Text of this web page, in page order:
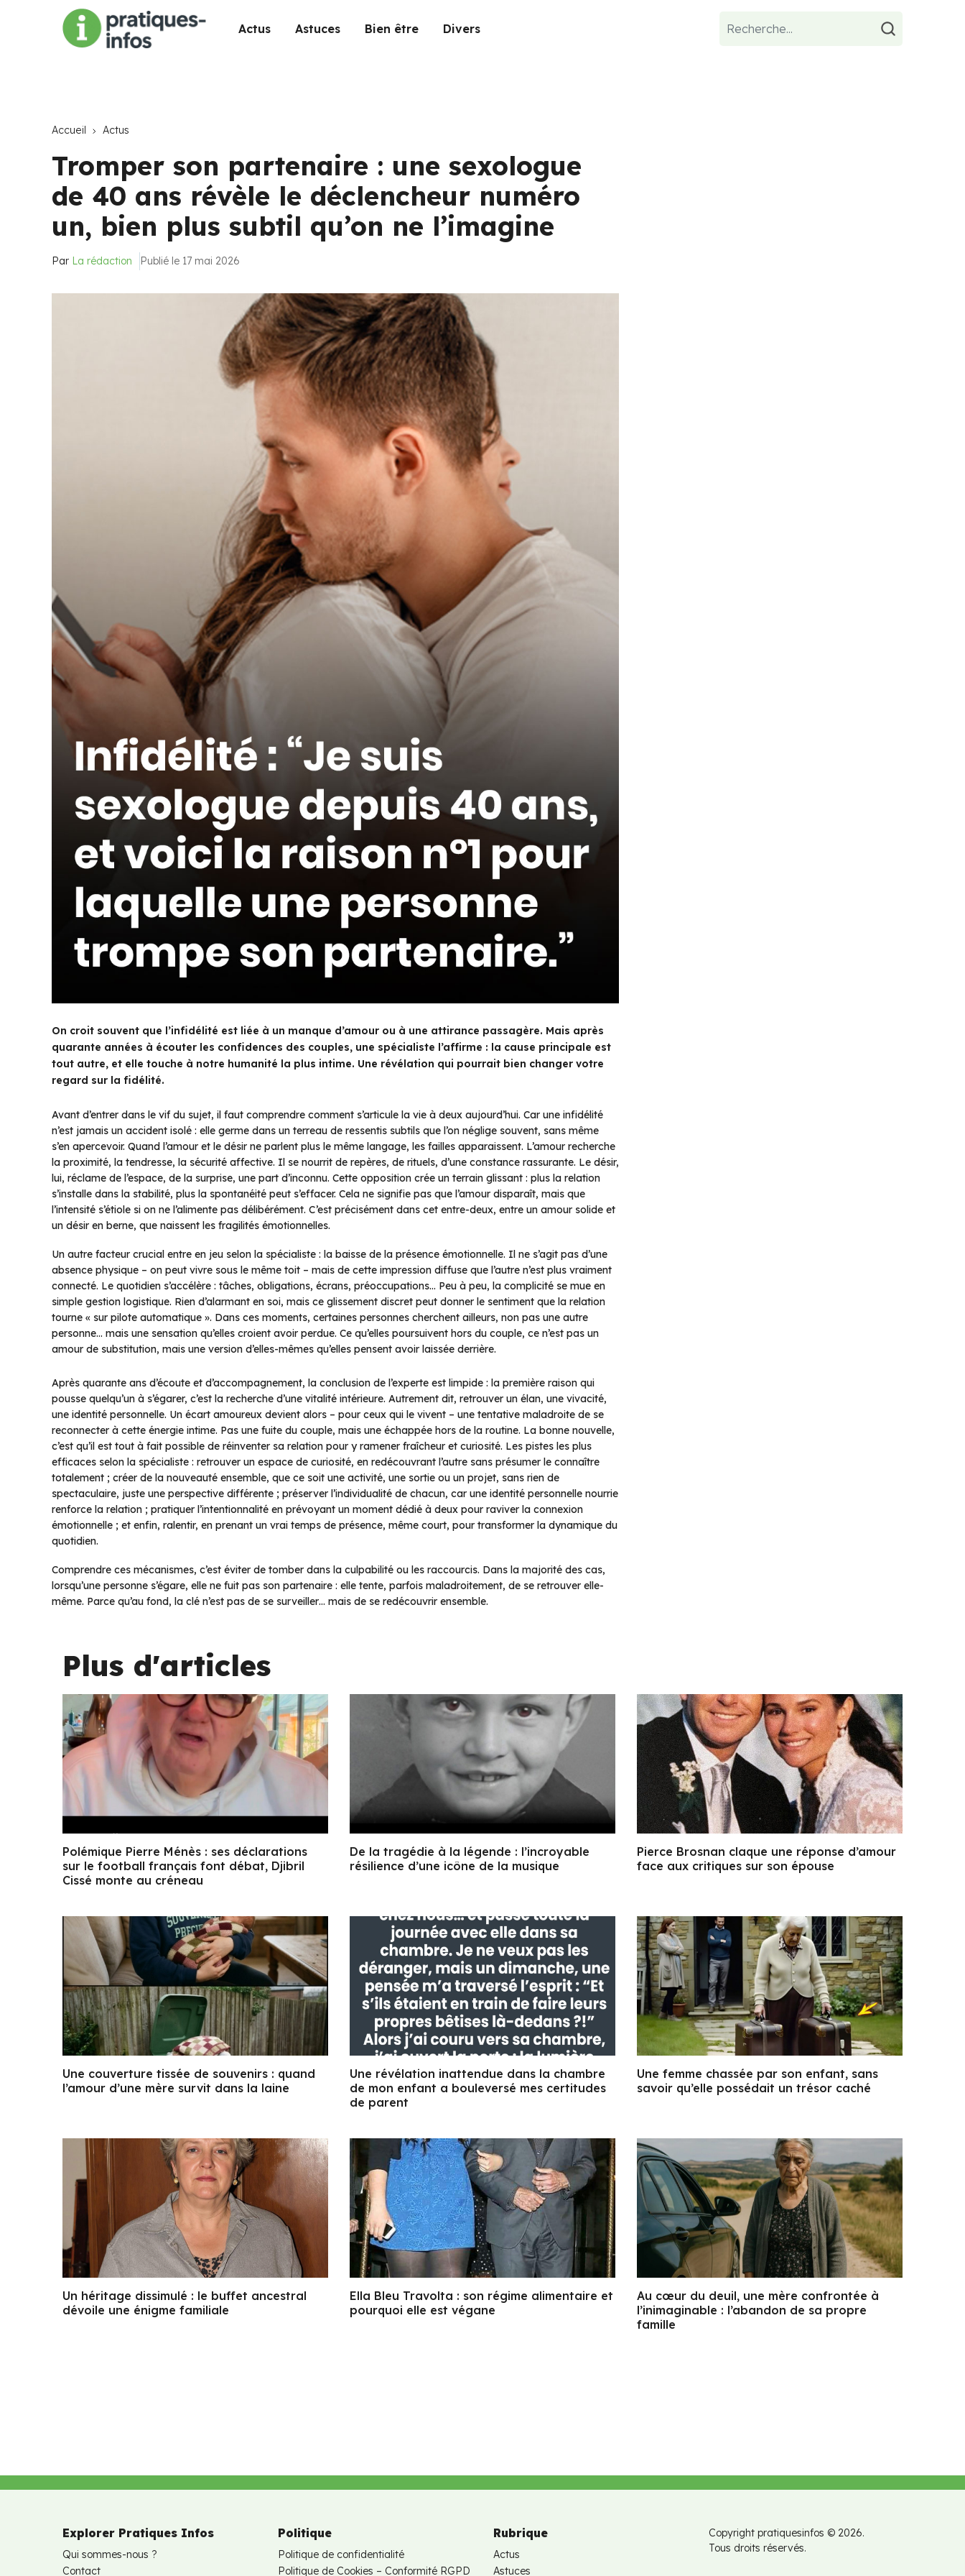
Actus Astuces Bien être Divers
Accueil Actus
Tromper son partenaire : une sexologue
de 40 ans révèle le déclencheur numéro
un, bien plus subtil qu’on ne l’imagine
Par La rédaction Publié le 17 mai 2026
On croit souvent que l’infidélité est liée à un manque d’amour ou à une attirance passagère. Mais après
quarante années à écouter les confidences des couples, une spécialiste l’affirme : la cause principale est
tout autre, et elle touche à notre humanité la plus intime. Une révélation qui pourrait bien changer votre
regard sur la fidélité.
Avant d’entrer dans le vif du sujet, il faut comprendre comment s’articule la vie à deux aujourd’hui. Car une infidélité
n’est jamais un accident isolé : elle germe dans un terreau de ressentis subtils que l’on néglige souvent, sans même
s’en apercevoir. Quand l’amour et le désir ne parlent plus le même langage, les failles apparaissent. L’amour recherche
la proximité, la tendresse, la sécurité affective. Il se nourrit de repères, de rituels, d’une constance rassurante. Le désir,
lui, réclame de l’espace, de la surprise, une part d’inconnu. Cette opposition crée un terrain glissant : plus la relation
s’installe dans la stabilité, plus la spontanéité peut s’effacer. Cela ne signifie pas que l’amour disparaît, mais que
l’intensité s’étiole si on ne l’alimente pas délibérément. C’est précisément dans cet entre-deux, entre un amour solide et
un désir en berne, que naissent les fragilités émotionnelles.
Un autre facteur crucial entre en jeu selon la spécialiste : la baisse de la présence émotionnelle. Il ne s’agit pas d’une
absence physique – on peut vivre sous le même toit – mais de cette impression diffuse que l’autre n’est plus vraiment
connecté. Le quotidien s’accélère : tâches, obligations, écrans, préoccupations… Peu à peu, la complicité se mue en
simple gestion logistique. Rien d’alarmant en soi, mais ce glissement discret peut donner le sentiment que la relation
tourne « sur pilote automatique ». Dans ces moments, certaines personnes cherchent ailleurs, non pas une autre
personne… mais une sensation qu’elles croient avoir perdue. Ce qu’elles poursuivent hors du couple, ce n’est pas un
amour de substitution, mais une version d’elles-mêmes qu’elles pensent avoir laissée derrière.
Après quarante ans d’écoute et d’accompagnement, la conclusion de l’experte est limpide : la première raison qui
pousse quelqu’un à s’égarer, c’est la recherche d’une vitalité intérieure. Autrement dit, retrouver un élan, une vivacité,
une identité personnelle. Un écart amoureux devient alors – pour ceux qui le vivent – une tentative maladroite de se
reconnecter à cette énergie intime. Pas une fuite du couple, mais une échappée hors de la routine. La bonne nouvelle,
c’est qu’il est tout à fait possible de réinventer sa relation pour y ramener fraîcheur et curiosité. Les pistes les plus
efficaces selon la spécialiste : retrouver un espace de curiosité, en redécouvrant l’autre sans présumer le connaître
totalement ; créer de la nouveauté ensemble, que ce soit une activité, une sortie ou un projet, sans rien de
spectaculaire, juste une perspective différente ; préserver l’individualité de chacun, car une identité personnelle nourrie
renforce la relation ; pratiquer l’intentionnalité en prévoyant un moment dédié à deux pour raviver la connexion
émotionnelle ; et enfin, ralentir, en prenant un vrai temps de présence, même court, pour transformer la dynamique du
quotidien.
Comprendre ces mécanismes, c’est éviter de tomber dans la culpabilité ou les raccourcis. Dans la majorité des cas,
lorsqu’une personne s’égare, elle ne fuit pas son partenaire : elle tente, parfois maladroitement, de se retrouver elle-
même. Parce qu’au fond, la clé n’est pas de se surveiller… mais de se redécouvrir ensemble.
Plus d'articles
Polémique Pierre Ménès : ses déclarations
sur le football français font débat, Djibril
Cissé monte au créneau
De la tragédie à la légende : l’incroyable
résilience d’une icône de la musique
Pierce Brosnan claque une réponse d’amour
face aux critiques sur son épouse
Une couverture tissée de souvenirs : quand
l’amour d’une mère survit dans la laine
Une révélation inattendue dans la chambre
de mon enfant a bouleversé mes certitudes
de parent
Une femme chassée par son enfant, sans
savoir qu’elle possédait un trésor caché
Un héritage dissimulé : le buffet ancestral
dévoile une énigme familiale
Ella Bleu Travolta : son régime alimentaire et
pourquoi elle est végane
Au cœur du deuil, une mère confrontée à
l’inimaginable : l’abandon de sa propre
famille
Explorer Pratiques Infos
Qui sommes-nous ?
Contact
Politique
Politique de confidentialité
Politique de Cookies – Conformité RGPD
Rubrique
Actus
Astuces
Copyright pratiquesinfos © 2026.
Tous droits réservés.